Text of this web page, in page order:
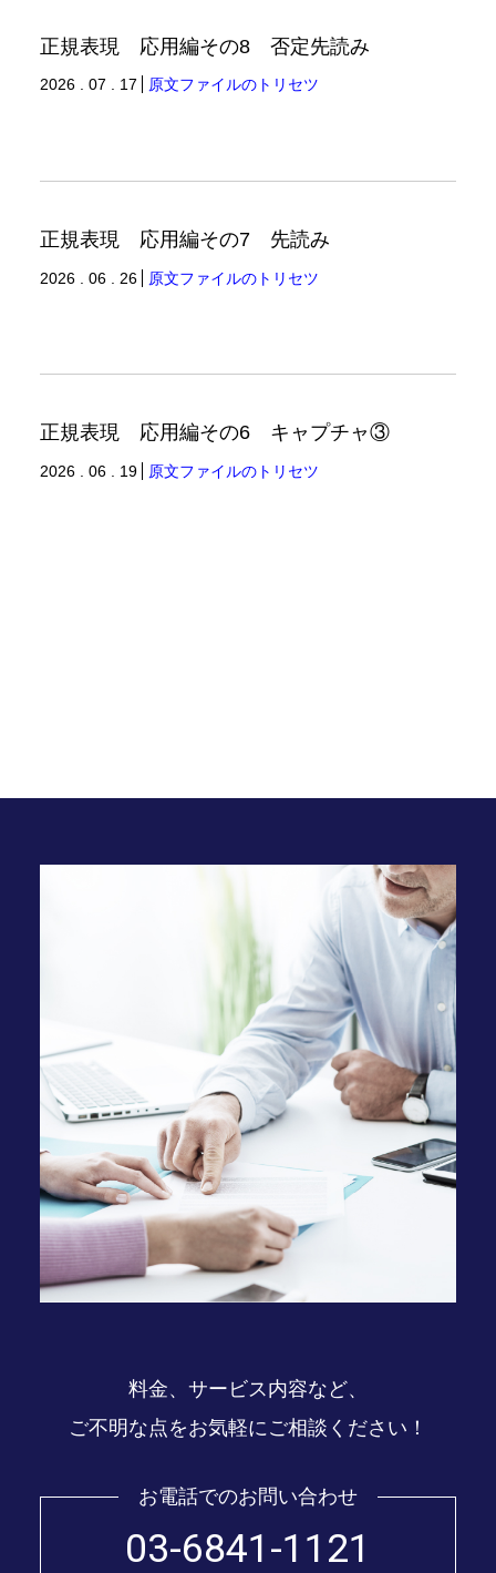
正規表現 応用編その8 否定先読み
2026 . 07 . 17 原文ファイルのトリセツ
正規表現 応用編その7 先読み
2026 . 06 . 26 原文ファイルのトリセツ
正規表現 応用編その6 キャプチャ③
2026 . 06 . 19 原文ファイルのトリセツ
料金、サービス内容など、
ご不明な点をお気軽にご相談ください！
お電話でのお問い合わせ
03-6841-1121